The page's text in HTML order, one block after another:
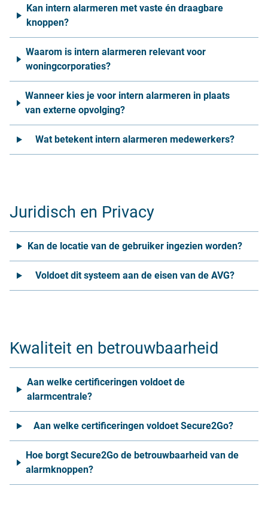
Kan intern alarmeren met vaste én draagbare
knoppen?
Waarom is intern alarmeren relevant voor
woningcorporaties?
Wanneer kies je voor intern alarmeren in plaats
van externe opvolging?
Wat betekent intern alarmeren medewerkers?
Juridisch en Privacy
Kan de locatie van de gebruiker ingezien worden?
Voldoet dit systeem aan de eisen van de AVG?
Kwaliteit en betrouwbaarheid
Aan welke certificeringen voldoet de
alarmcentrale?
Aan welke certificeringen voldoet Secure2Go?
Hoe borgt Secure2Go de betrouwbaarheid van de
alarmknoppen?